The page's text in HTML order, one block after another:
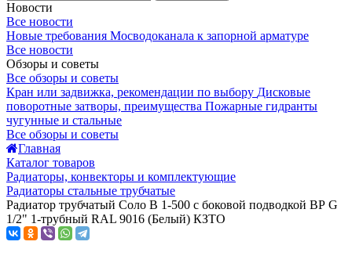
Новости
Все новости
Новые требования Мосводоканала к запорной арматуре
Все новости
Обзоры и советы
Все обзоры и советы
Кран или задвижка, рекомендации по выбору Дисковые
поворотные затворы, преимущества Пожарные гидранты
чугунные и стальные
Все обзоры и советы
Главная
Каталог товаров
Радиаторы, конвекторы и комплектующие
Радиаторы стальные трубчатые
Радиатор трубчатый Соло В 1-500 с боковой подводкой ВР G
1/2" 1-трубный RAL 9016 (Белый) КЗТО